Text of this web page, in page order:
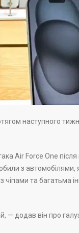
наступного
Air Force One
з автомобілями,
чіпами та багатьма
— додав він про